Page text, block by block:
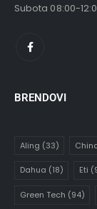
Subota 08:00-
BRENDOVI
Aling (33)
Dahua (18) Eti
Green Tech (94)